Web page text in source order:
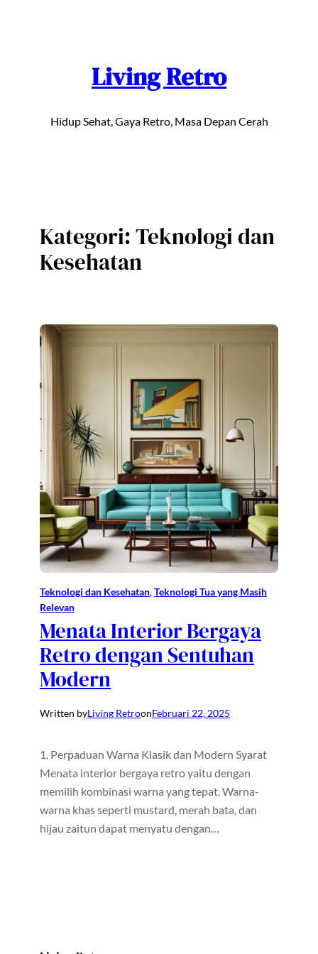
Living Retro
Hidup Sehat, Gaya Retro, Masa Depan Cerah
Kategori:Teknologi dan
Kesehatan
Teknologi dan Kesehatan, Teknologi Tua yang Masih
Relevan
Menata Interior Bergaya
Retro dengan Sentuhan
Modern
Written byLiving RetroonFebruari 22, 2025
1. Perpaduan Warna Klasik dan Modern Syarat
Menata interior bergaya retro yaitu dengan
memilih kombinasi warna yang tepat. Warna-
warna khas seperti mustard, merah bata, dan
hijau zaitun dapat menyatu dengan…